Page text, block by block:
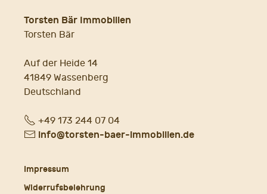
Torsten Bär Immobilien
Torsten Bär
Auf der Heide 14
41849 Wassenberg
Deutschland
Fon+49 173 244 07 04
E- info@torsten-baer-immobilien.de
Impressum
Widerrufsbelehrung